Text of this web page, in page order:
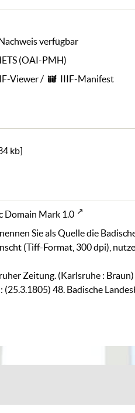
verfügbar
(OAI-PMH)
Viewer/ IIIF-Manifest
kb]
Domain Mark 1.0
Sie als Quelle die
(Tiff-Format, 300 dpi),
Zeitung. (Karlsruhe :
(25.3.1805) 48. Badische